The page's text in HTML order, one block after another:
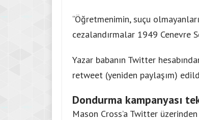
“Öğretmenimin, suçu
cezalandırmalar 1949 Cenevre
Yazar babanın Twitter
retweet (yeniden paylaşım)
Dondurma kampanyası
Mason Cross’a Twitter